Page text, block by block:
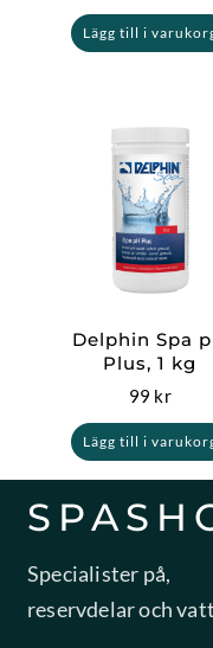
Lägg till i
Delphin Spa
Plus, 1 kg
99 kr
Lägg till i
Specialister på,
reservdelar och